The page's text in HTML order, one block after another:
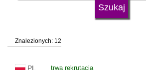
status uczelni
Znalezionych: 12
PL trwa rekrutacja